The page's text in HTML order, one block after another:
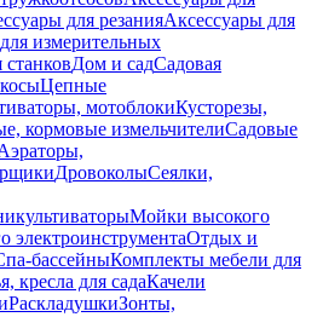
для резанияАксессуары для
измерительных
Дом и садСадовая
Цепные
мотоблокиКусторезы,
кормовые измельчителиСадовые
ДровоколыСеялки,
Мойки высокого
электроинструментаОтдых и
бассейныКомплекты мебели для
кресла для садаКачели
РаскладушкиЗонты,